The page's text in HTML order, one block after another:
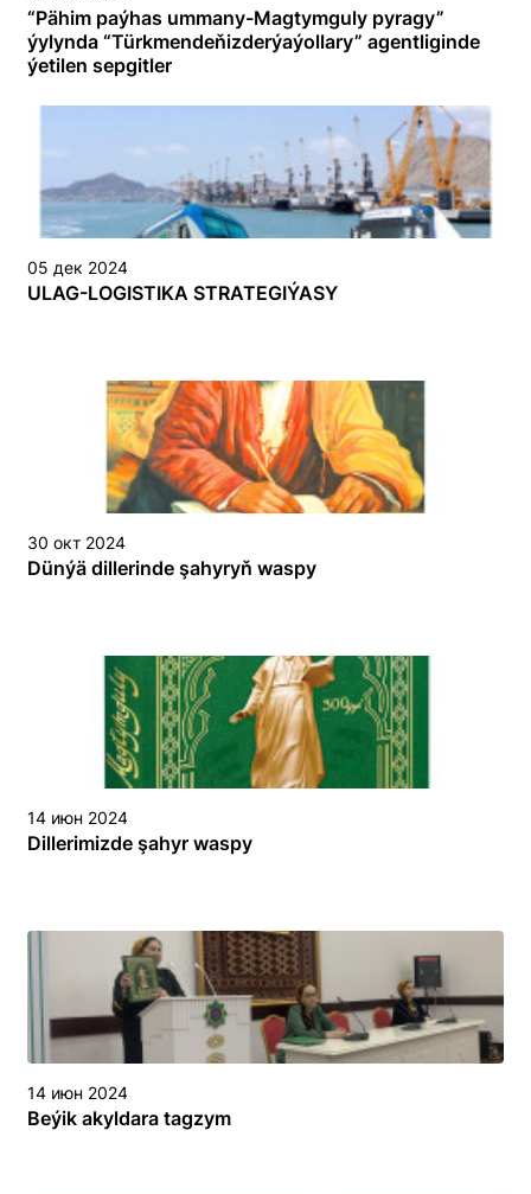
“Pähim paýhas ummany-Magtymguly pyragy”
ýylynda “Türkmendeňizderýaýollary” agentliginde
ýetilen sepgitler
05 дек 2024
ULAG-LOGISTIKA STRATEGIÝASY
30 окт 2024
Dünýä dillerinde şahyryň waspy
14 июн 2024
Dillerimizde şahyr waspy
14 июн 2024
Beýik akyldara tagzym